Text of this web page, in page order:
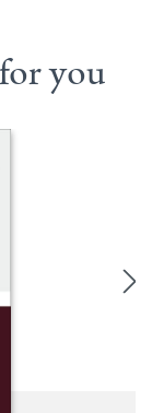
you